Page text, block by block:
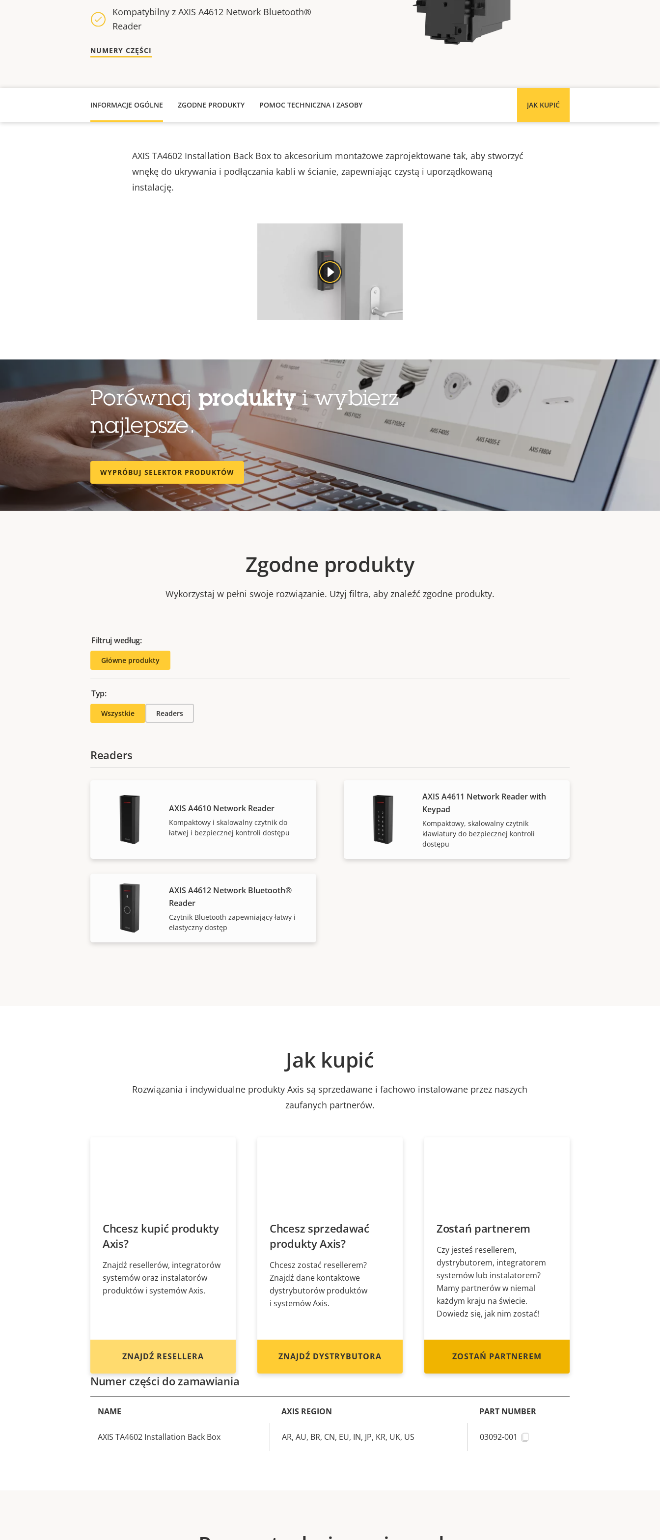
Kompatybilny z AXIS A4612 Network Bluetooth®
Reader
NUMERY CZĘŚCI
INFORMACJE OGÓLNE ZGODNE PRODUKTY JAK KUPIĆ
POMOC TECHNICZNA I ZASOBY
AXIS TA4602 Installation Back Box to akcesorium montażowe zaprojektowane tak, aby stworzyć
wnękę do ukrywania i podłączania kabli w ścianie, zapewniając czystą i uporządkowaną
instalację.
Porównaj produktyi wybierz
najlepsze.
WYPRÓBUJ SELEKTOR PRODUKTÓW
Zgodne produkty
Wykorzystaj w pełni swoje rozwiązanie. Użyj filtra, aby znaleźć zgodne produkty.
Filtruj według:
Główne produkty
Typ:
Wszystkie Readers
Readers
AXIS A4610 Network Reader
Kompaktowy i skalowalny czytnik do
łatwej i bezpiecznej kontroli dostępu
AXIS A4611 Network Reader with
Keypad
Kompaktowy, skalowalny czytnik
klawiatury do bezpiecznej kontroli
dostępu
AXIS A4612 Network Bluetooth®
Reader
Czytnik Bluetooth zapewniający łatwy i
elastyczny dostęp
Jak kupić
Rozwiązania i indywidualne produkty Axis są sprzedawane i fachowo instalowane przez naszych
zaufanych partnerów.
Chcesz kupić produkty
Axis?
Znajdź resellerów, integratorów
systemów oraz instalatorów
produktów i systemów Axis.
ZNAJDŹ RESELLERA
Chcesz sprzedawać
produkty Axis?
Chcesz zostać resellerem?
Znajdź dane kontaktowe
dystrybutorów produktów
i systemów Axis.
ZNAJDŹ DYSTRYBUTORA
Zostań partnerem
Czy jesteś resellerem,
dystrybutorem, integratorem
systemów lub instalatorem?
Mamy partnerów w niemal
każdym kraju na świecie.
Dowiedz się, jak nim zostać!
ZOSTAŃ PARTNEREM
Numer części do zamawiania
NAME AXIS REGION PART NUMBER
AXIS TA4602 Installation Back Box AR, AU, BR, CN, EU, IN, JP, KR, UK, US 03092-001